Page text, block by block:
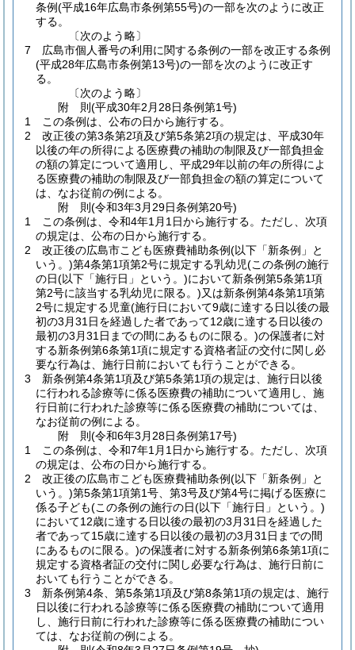
条例(平成16年広島市条例第55号)の一部を次のように改正
する。
〔次のよう略〕
7
広島市個人番号の利用に関する条例の一部を改正する条例
(平成28年広島市条例第13号)の一部を次のように改正す
る。
〔次のよう略〕
附 則(平成30年2月28日条例第1号)
1
この条例は、公布の日から施行する。
2
改正後の第3条第2項及び第5条第2項の規定は、平成30年
以後の年の所得による医療費の補助の制限及び一部負担金
の額の算定について適用し、平成29年以前の年の所得によ
る医療費の補助の制限及び一部負担金の額の算定について
は、なお従前の例による。
附 則(令和3年3月29日条例第20号)
1
この条例は、令和4年1月1日から施行する。 ただし、次項
の規定は、公布の日から施行する。
2
改正後の広島市こども医療費補助条例(以下「新条例」と
いう。)第4条第1項第2号に規定する乳幼児(この条例の施行
の日(以下「施行日」という。)において新条例第5条第1項
第2号に該当する乳幼児に限る。)又は新条例第4条第1項第
2号に規定する児童(施行日において9歳に達する日以後の最
初の3月31日を経過した者であって12歳に達する日以後の
最初の3月31日までの間にあるものに限る。)の保護者に対
する新条例第6条第1項に規定する資格者証の交付に関し必
要な行為は、施行日前においても行うことができる。
3
新条例第4条第1項及び第5条第1項の規定は、施行日以後
に行われる診療等に係る医療費の補助について適用し、施
行日前に行われた診療等に係る医療費の補助については、
なお従前の例による。
附 則(令和6年3月28日条例第17号)
1
この条例は、令和7年1月1日から施行する。 ただし、次項
の規定は、公布の日から施行する。
2
改正後の広島市こども医療費補助条例(以下「新条例」と
いう。)第5条第1項第1号、第3号及び第4号に掲げる医療に
係る子ども(この条例の施行の日(以下「施行日」という。)
において12歳に達する日以後の最初の3月31日を経過した
者であって15歳に達する日以後の最初の3月31日までの間
にあるものに限る。)の保護者に対する新条例第6条第1項に
規定する資格者証の交付に関し必要な行為は、施行日前に
おいても行うことができる。
3
新条例第4条、第5条第1項及び第8条第1項の規定は、施行
日以後に行われる診療等に係る医療費の補助について適用
し、施行日前に行われた診療等に係る医療費の補助につい
ては、なお従前の例による。